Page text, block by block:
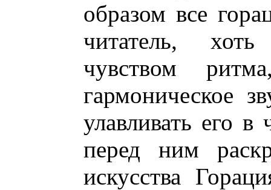
образом все
читатель,
чувством
гармоническое
улавливать его
перед ним
искусства